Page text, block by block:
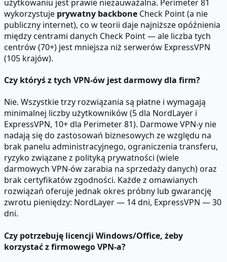
użytkowaniu jest prawie niezauważalna. Perimeter 81
wykorzystuje prywatny backbone Check Point (a nie
publiczny internet), co w teorii daje najniższe opóźnienia
między centrami danych Check Point — ale liczba tych
centrów (70+) jest mniejsza niż serwerów ExpressVPN
(105 krajów).
Czy któryś z tych VPN-ów jest darmowy dla firm?
Nie. Wszystkie trzy rozwiązania są płatne i wymagają
minimalnej liczby użytkowników (5 dla NordLayer i
ExpressVPN, 10+ dla Perimeter 81). Darmowe VPN-y nie
nadają się do zastosowań biznesowych ze względu na
brak panelu administracyjnego, ograniczenia transferu,
ryzyko związane z polityką prywatności (wiele
darmowych VPN-ów zarabia na sprzedaży danych) oraz
brak certyfikatów zgodności. Każde z omawianych
rozwiązań oferuje jednak okres próbny lub gwarancję
zwrotu pieniędzy: NordLayer — 14 dni, ExpressVPN — 30
dni.
Czy potrzebuję licencji Windows/Office, żeby
korzystać z firmowego VPN-a?